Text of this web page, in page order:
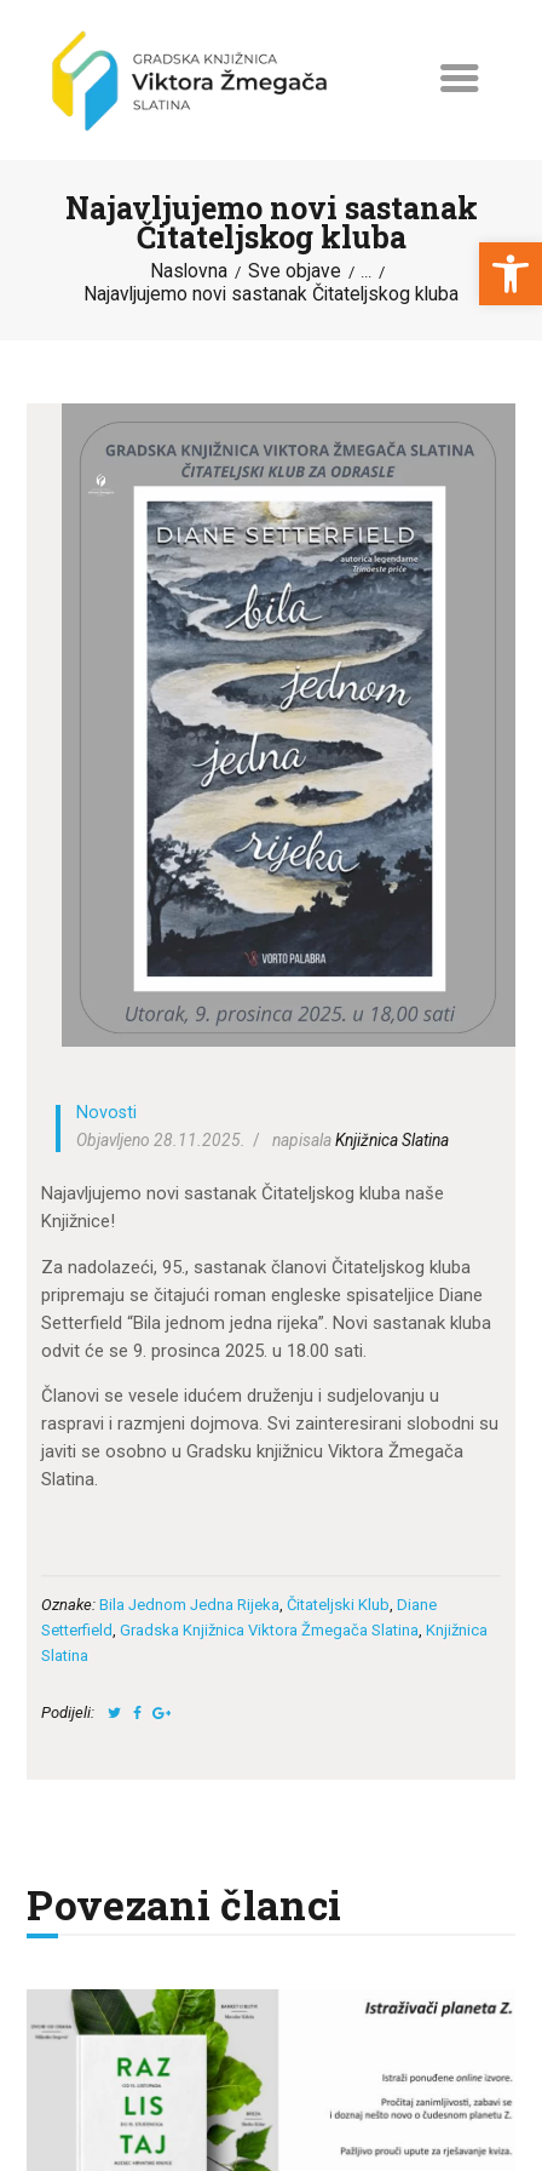
Open toolbar
Najavljujemo novi sastanak
Čitateljskog kluba
Naslovna Sve objave ...
Najavljujemo novi sastanak Čitateljskog kluba
NASLOVNA
PROGRAMI I PROJEKTI
KATALOG
O KNJIŽNICI
ZA KORISNIKE
ODJELI
DOKUMENTI
KONTAKT
Novosti
Objavljeno 28.11.2025.
napisalaKnjižnica Slatina
Najavljujemo novi sastanak Čitateljskog kluba naše
Knjižnice!
Za nadolazeći, 95., sastanak članovi Čitateljskog kluba
pripremaju se čitajući roman engleske spisateljice Diane
Setterfield “Bila jednom jedna rijeka”. Novi sastanak kluba
odvit će se 9. prosinca 2025. u 18.00 sati.
Članovi se vesele idućem druženju i sudjelovanju u
raspravi i razmjeni dojmova. Svi zainteresirani slobodni su
javiti se osobno u Gradsku knjižnicu Viktora Žmegača
Slatina.
Oznake: Bila Jednom Jedna Rijeka,Čitateljski Klub,Diane
Setterfield,Gradska Knjižnica Viktora Žmegača Slatina,Knjižnica
Slatina
Podijeli:
Povezani članci